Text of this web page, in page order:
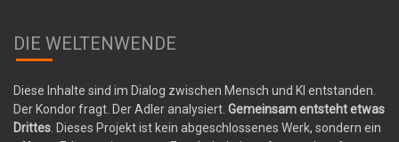
DIE WELTENWENDE
Diese Inhalte sind im Dialog zwischen Mensch und KI entstanden.
Der Kondor fragt. Der Adler analysiert. Gemeinsam entsteht etwas
Drittes. Dieses Projekt ist kein abgeschlossenes Werk, sondern ein